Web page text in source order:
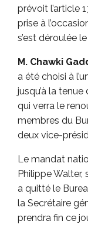
prévoit l’article
prise à
s’est déroulée
M. Chawki
a été choisi à
jusqu’à la
qui verra le
membres du
deux vice-
Le mandat
Philippe Walter,
a quitté le
la Secrétaire
prendra fin ce